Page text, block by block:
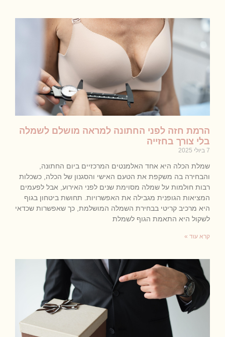
הרמת חזה לפני החתונה למראה מושלם לשמלה
בלי צורך בחזייה
7 ביולי 2025
שמלת הכלה היא אחד האלמנטים המרכזיים ביום החתונה,
והבחירה בה משקפת את הטעם האישי והסגנון של הכלה, כשכלות
רבות חולמות על שמלה מסוימת שנים לפני האירוע, אבל לפעמים
המציאות הגופנית מגבילה את האפשרויות. תחושת ביטחון בגוף
היא מרכיב קריטי בבחירת השמלה המושלמת, כך שאפשרות שכדאי
לשקול היא התאמת הגוף לשמלת
קרא עוד »